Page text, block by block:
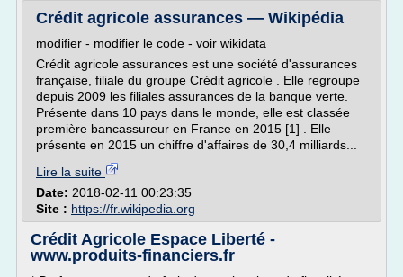
Crédit agricole assurances — Wikipédia
modifier - modifier le code - voir wikidata
Crédit agricole assurances est une société d'assurances
française, filiale du groupe Crédit agricole . Elle regroupe
depuis 2009 les filiales assurances de la banque verte.
Présente dans 10 pays dans le monde, elle est classée
première bancassureur en France en 2015 [1] . Elle
présente en 2015 un chiffre d'affaires de 30,4 milliards...
Lire la suite
Date: 2018-02-11 00:23:35
Site : https://fr.wikipedia.org
Crédit Agricole Espace Liberté -
www.produits-financiers.fr